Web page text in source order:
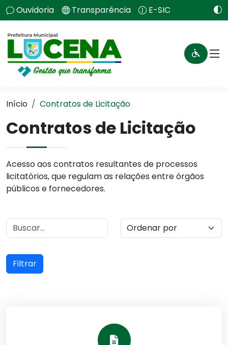
Ouvidoria Transparência E-SIC
Início Contratos de Licitação
Contratos de Licitação
Acesso aos contratos resultantes de processos
licitatórios, que regulam as relações entre órgãos
públicos e fornecedores.
Filtrar